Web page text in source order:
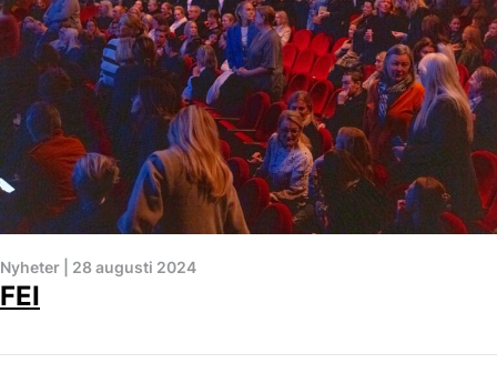
Nyheter 28 augusti 2024
FEI